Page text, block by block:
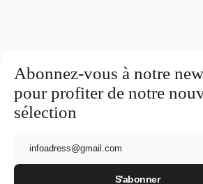
Abonnez-vous à notre
pour profiter de notre
sélection
mail